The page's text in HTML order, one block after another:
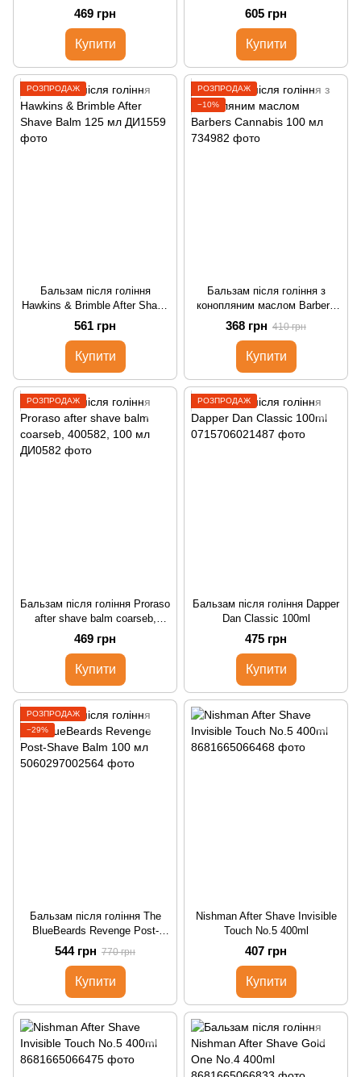
Proraso, 100 мл, 400481
469 грн
Купити
Spice, Proraso, 100 мл, 400780
605 грн
Купити
РОЗПРОДАЖ
Бальзам після гоління
Hawkins & Brimble After Shave
Balm 125 мл
561 грн
Купити
РОЗПРОДАЖ
−10%
Бальзам після гоління з
конопляним маслом Barbers
Cannabis 100 мл
368 грн 410 грн
Купити
РОЗПРОДАЖ
Бальзам після гоління Proraso
after shave balm сoarseb,
400582, 100 мл
469 грн
Купити
РОЗПРОДАЖ
Бальзам після гоління Dapper
Dan Classic 100ml
475 грн
Купити
РОЗПРОДАЖ
−29%
Бальзам після гоління The
BlueBeards Revenge Post-
Shave Balm 100 мл
544 грн 770 грн
Купити
Nishman After Shave Invisible
Touch No.5 400ml
407 грн
Купити